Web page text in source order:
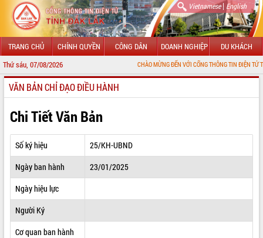
Vietnamese| English
TRANG CHỦ CHÍNH QUYỀN CÔNG DÂN DOANH NGHIỆP DU KHÁCH
Thứ sáu, 07/08/2026 CHÀO MỪNG ĐẾN VỚI CỔNG THÔNG TIN ĐIỆN TỬ TỈNH ĐẮK LẮK
GIỚI THIỆU
LÃNH ĐẠO UBND TỈNH
TIN TỨC SỰ KIỆN
SỞ, BAN, NGÀNH
THÔNG TIN CHỈ ĐẠO ĐIỀU HÀNH
HỆ THỐNG VĂN BẢN
VĂN BẢN CHỈ ĐẠO ĐIỀU HÀNH
Chi Tiết Văn Bản
Số ký hiệu
25/KH-UBND
Ngày ban hành
23/01/2025
Ngày hiệu lực
Người Ký
Cơ quan ban hành